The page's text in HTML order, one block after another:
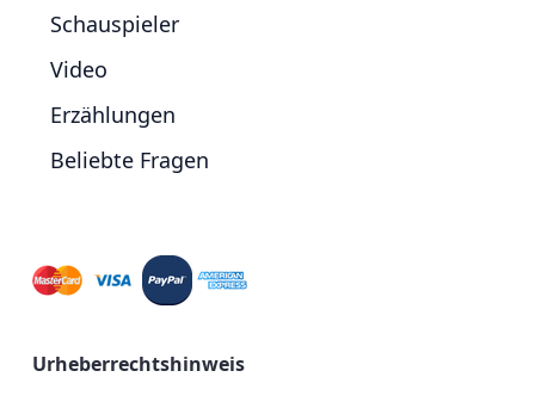
Schauspieler
Video
Erzählungen
Beliebte Fragen
Urheberrechtshinweis